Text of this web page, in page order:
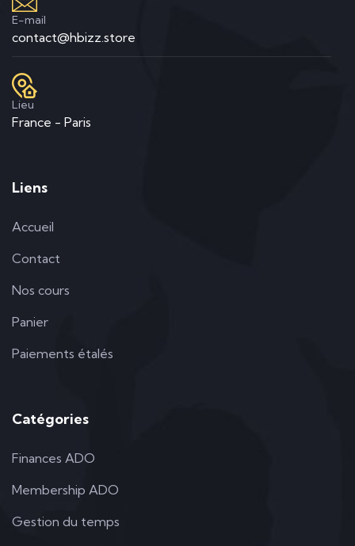
E-mail
contact@hbizz.store
Lieu
France - Paris
Liens
Accueil
Contact
Nos cours
Panier
Paiements étalés
Catégories
Finances ADO
Membership ADO
Gestion du temps